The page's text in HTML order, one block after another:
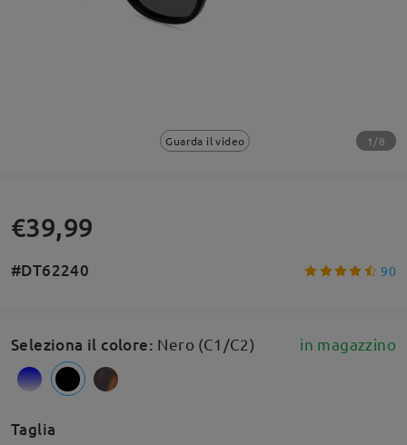
Guarda il video 1/8
€39,99
#DT62240 90
Seleziona il colore: Nero (C1/C2) in magazzino
Taglia